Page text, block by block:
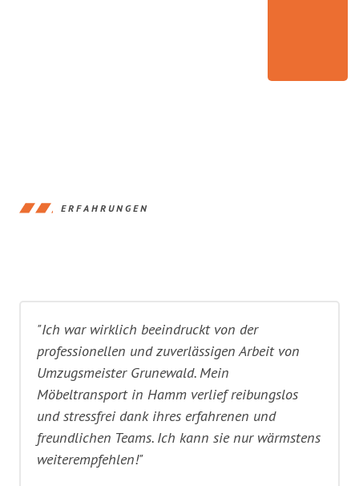
ERFAHRUNGEN
"Ich war wirklich beeindruckt von der
professionellen und zuverlässigen Arbeit von
Umzugsmeister Grunewald. Mein
Möbeltransport in Hamm verlief reibungslos
und stressfrei dank ihres erfahrenen und
freundlichen Teams. Ich kann sie nur wärmstens
weiterempfehlen!"